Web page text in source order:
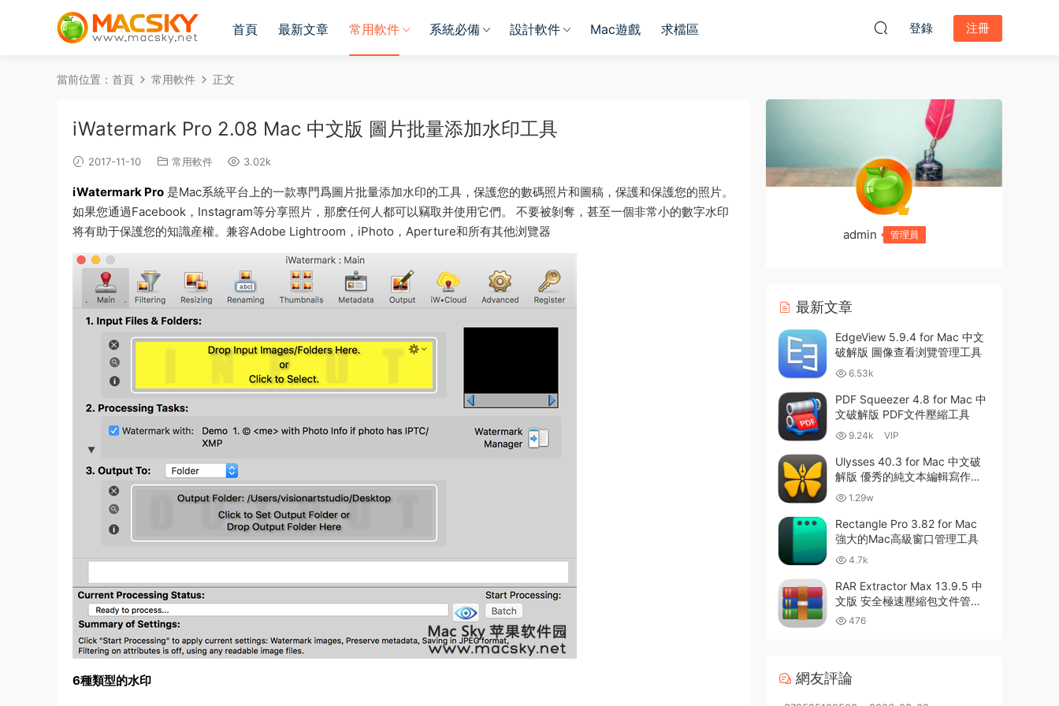
首頁 最新文章 常用軟件 系統必備 設計軟件 Mac遊戲 求檔區 登錄 注冊
當前位置： 首頁 常用軟件 正文
iWatermark Pro 2.08 Mac 中文版 圖片批量添加水印工具
2017-11-10 常用軟件 3.02k
iWatermark Pro 是Mac系統平台上的一款專門爲圖片批量添加水印的工具，保護您的數碼照片和圖稿，保護和保護您的照片。
如果您通過Facebook，Instagram等分享照片，那麽任何人都可以竊取并使用它們。 不要被剝奪，甚至一個非常小的數字水印
将有助于保護您的知識産權。兼容Adobe Lightroom，iPhoto，Aperture和所有其他浏覽器
6種類型的水印
admin 管理員
最新文章
EdgeView 5.9.4 for Mac 中文
破解版 圖像查看浏覽管理工具
6.53k
PDF Squeezer 4.8 for Mac 中
文破解版 PDF文件壓縮工具
9.24k VIP
Ulysses 40.3 for Mac 中文破
解版 優秀的純文本編輯寫作軟
件 1.29w
Rectangle Pro 3.82 for Mac
強大的Mac高級窗口管理工具
4.7k
RAR Extractor Max 13.9.5 中
文版 安全極速壓縮包文件管理
器 476
網友評論